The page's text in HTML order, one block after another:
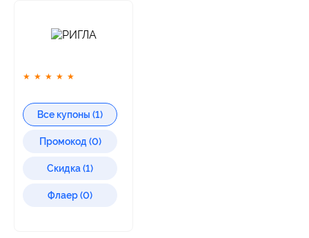
★ ★ ★ ★ ★
Все купоны (1)
Промокод (0)
Скидка (1)
Флаер (0)